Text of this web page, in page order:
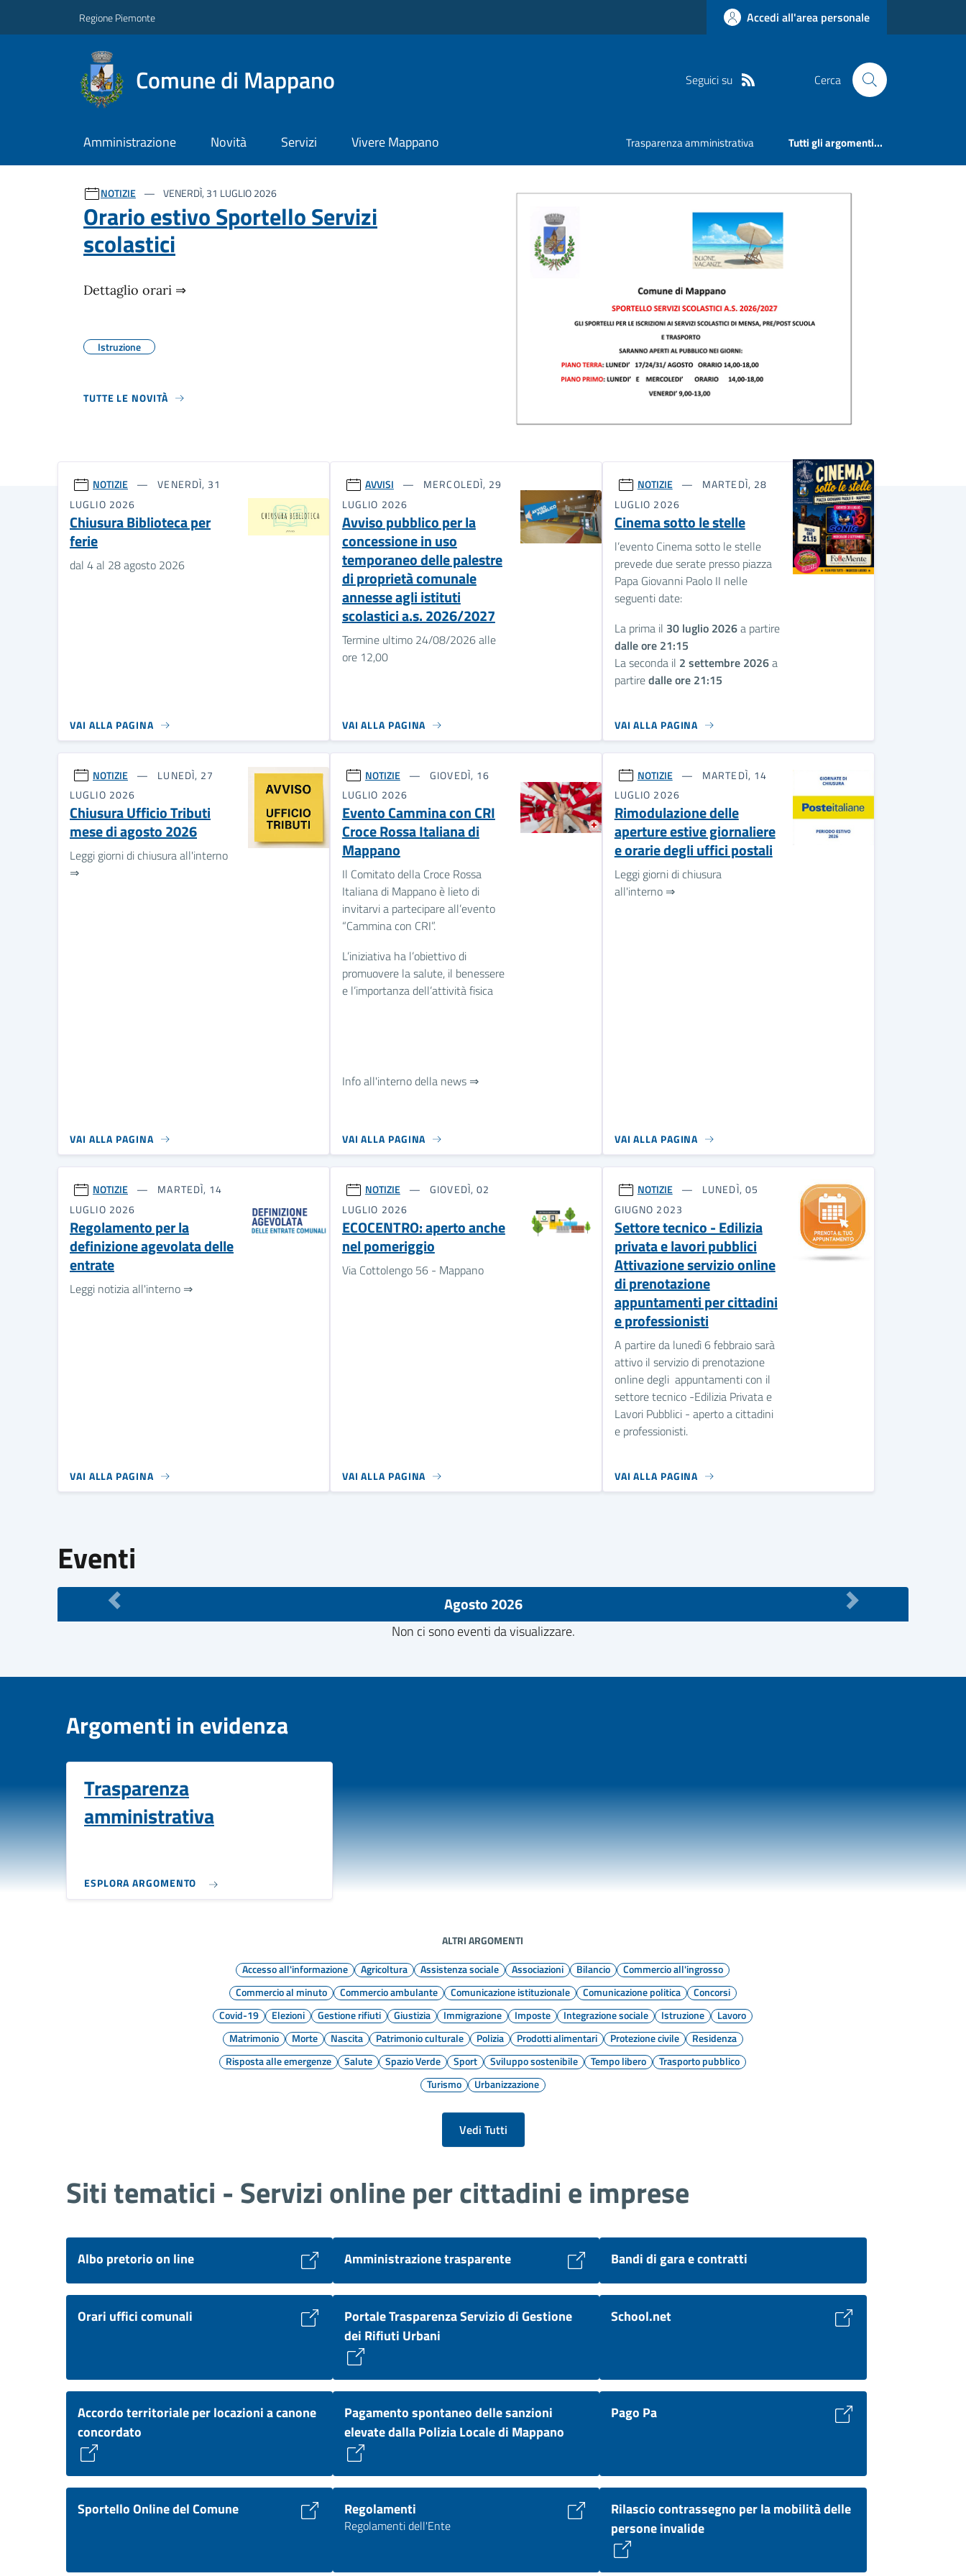
Regione Piemonte Accedi all'area personale
Comune di Mappano Seguici su Cerca
Amministrazione Novità Servizi Vivere Mappano Trasparenza amministrativa Tutti gli argomenti...
Ultime notizie
NOTIZIE VENERDÌ, 31 LUGLIO 2026
Orario estivo Sportello Servizi
scolastici
Dettaglio orari ⇒
Istruzione
TUTTE LE NOVITÀ
NOTIZIE
VENERDÌ, 31
LUGLIO 2026
Chiusura Biblioteca per
ferie
dal 4 al 28 agosto 2026
VAI ALLA PAGINA
AVVISI
MERCOLEDÌ, 29
LUGLIO 2026
Avviso pubblico per la
concessione in uso
temporaneo delle palestre
di proprietà comunale
annesse agli istituti
scolastici a.s. 2026/2027
Termine ultimo 24/08/2026 alle
ore 12,00
VAI ALLA PAGINA
NOTIZIE
MARTEDÌ, 28
LUGLIO 2026
Cinema sotto le stelle
l’evento Cinema sotto le stelle
prevede due serate presso piazza
Papa Giovanni Paolo II nelle
seguenti date:
La prima il 30 luglio 2026a partire
dalle ore 21:15
La seconda il 2 settembre 2026a
partiredalle ore 21:15
VAI ALLA PAGINA
NOTIZIE
LUNEDÌ, 27
LUGLIO 2026
Chiusura Ufficio Tributi
mese di agosto 2026
Leggi giorni di chiusura all'interno
⇒
VAI ALLA PAGINA
NOTIZIE
GIOVEDÌ, 16
LUGLIO 2026
Evento Cammina con CRI
Croce Rossa Italiana di
Mappano
Il Comitato della Croce Rossa
Italiana di Mappano è lieto di
invitarvi a partecipare all’evento
“Cammina con CRI”.
L’iniziativa ha l’obiettivo di
promuovere la salute, il benessere
e l’importanza dell’attività fisica
Info all'interno della news ⇒
VAI ALLA PAGINA
NOTIZIE
MARTEDÌ, 14
LUGLIO 2026
Rimodulazione delle
aperture estive giornaliere
e orarie degli uffici postali
Leggi giorni di chiusura
all'interno ⇒
VAI ALLA PAGINA
NOTIZIE
MARTEDÌ, 14
LUGLIO 2026
Regolamento per la
definizione agevolata delle
entrate
Leggi notizia all'interno ⇒
VAI ALLA PAGINA
NOTIZIE
GIOVEDÌ, 02
LUGLIO 2026
ECOCENTRO: aperto anche
nel pomeriggio
Via Cottolengo 56 - Mappano
VAI ALLA PAGINA
NOTIZIE
LUNEDÌ, 05
GIUGNO 2023
Settore tecnico - Edilizia
privata e lavori pubblici
Attivazione servizio online
di prenotazione
appuntamenti per cittadini
e professionisti
A partire da lunedì 6 febbraio sarà
attivo il servizio di prenotazione
online degli appuntamenti con il
settore tecnico -Edilizia Privata e
Lavori Pubblici - aperto a cittadini
e professionisti.
VAI ALLA PAGINA
Eventi
Agosto 2026
Non ci sono eventi da visualizzare.
Argomenti in evidenza
Trasparenza
amministrativa
ESPLORA ARGOMENTO
ALTRI ARGOMENTI
Accesso all'informazione
Agricoltura Assistenza sociale Associazioni Bilancio
Commercio all'ingrosso
Commercio al minuto
Commercio ambulante Comunicazione istituzionale Comunicazione politica
Concorsi
Covid-19
Elezioni Gestione rifiuti Giustizia Immigrazione Imposte Integrazione sociale Istruzione
Lavoro
Matrimonio
Morte Nascita Patrimonio culturale Polizia Prodotti alimentari Protezione civile
Residenza
Risposta alle emergenze
Salute Spazio Verde Sport Sviluppo sostenibile Tempo libero
Trasporto pubblico
Turismo
Urbanizzazione
Vedi Tutti
Siti tematici - Servizi online per cittadini e imprese
Albo pretorio on line Amministrazione trasparente Bandi di gara e contratti
Orari uffici comunali
Portale Trasparenza Servizio di Gestione
dei Rifiuti Urbani
School.net
Accordo territoriale per locazioni a canone
concordato
Pagamento spontaneo delle sanzioni
elevate dalla Polizia Locale di Mappano
Pago Pa
Sportello Online del Comune Regolamenti
Regolamenti dell'Ente
Rilascio contrassegno per la mobilità delle
persone invalide